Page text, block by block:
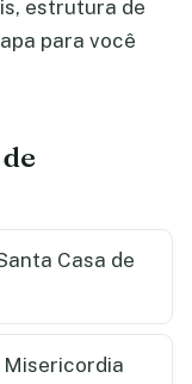
estrutura de
para você
Casa de
Misericordia